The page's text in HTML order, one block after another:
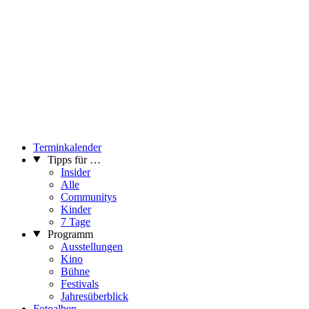
Terminkalender
Tipps für …
Insider
Alle
Communitys
Kinder
7 Tage
Programm
Ausstellungen
Kino
Bühne
Festivals
Jahresüberblick